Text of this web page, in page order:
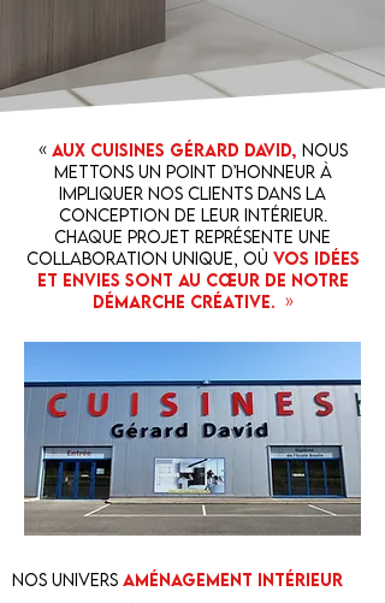
« Aux cuisines Gérard David, nous
mettons un point d’honneur à
impliquer nos clients dans la
conception de leur intérieur.
Chaque projet représente une
collaboration unique, où vos idées
et envies sont au cœur de notre
démarche créative. »
Nos univers Aménagement intérieur